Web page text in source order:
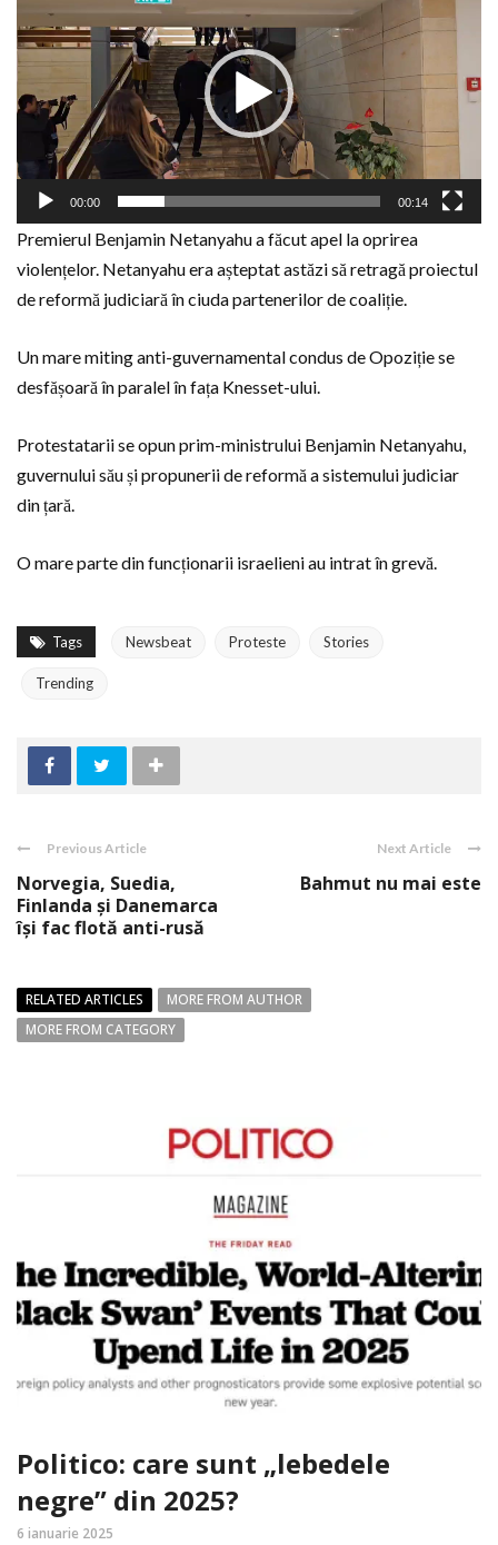
00:00 00:14
Premierul Benjamin Netanyahu a făcut apel la oprirea
violențelor. Netanyahu era așteptat astăzi să retragă proiectul
de reformă judiciară în ciuda partenerilor de coaliție.
Un mare miting anti-guvernamental condus de Opoziție se
desfășoară în paralel în fața Knesset-ului.
Protestatarii se opun prim-ministrului Benjamin Netanyahu,
guvernului său și propunerii de reformă a sistemului judiciar
din țară.
O mare parte din funcționarii israelieni au intrat în grevă.
Tags Newsbeat Proteste Stories
Trending
Previous Article
Norvegia, Suedia,
Finlanda și Danemarca
își fac flotă anti-rusă
Next Article
Bahmut nu mai este
RELATED ARTICLES
MORE FROM AUTHOR
MORE FROM CATEGORY
Politico: care sunt „lebedele
negre” din 2025?
6 ianuarie 2025